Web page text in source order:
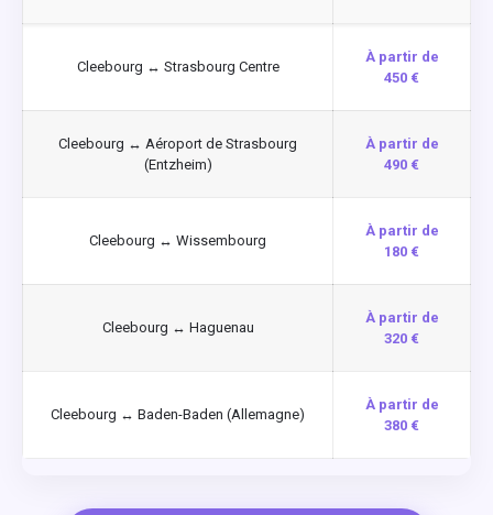
Cleebourg ↔ Strasbourg Centre
À partir de
450 €
Cleebourg ↔ Aéroport de Strasbourg
(Entzheim)
À partir de
490 €
Cleebourg ↔ Wissembourg
À partir de
180 €
Cleebourg ↔ Haguenau
À partir de
320 €
Cleebourg ↔ Baden-Baden (Allemagne)
À partir de
380 €